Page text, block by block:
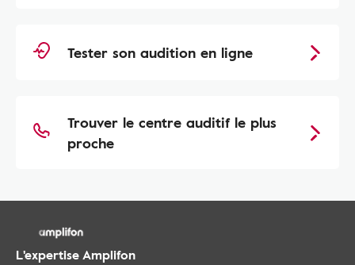
Tester son audition en ligne
Trouver le centre auditif le plus
proche
L'expertise Amplifon